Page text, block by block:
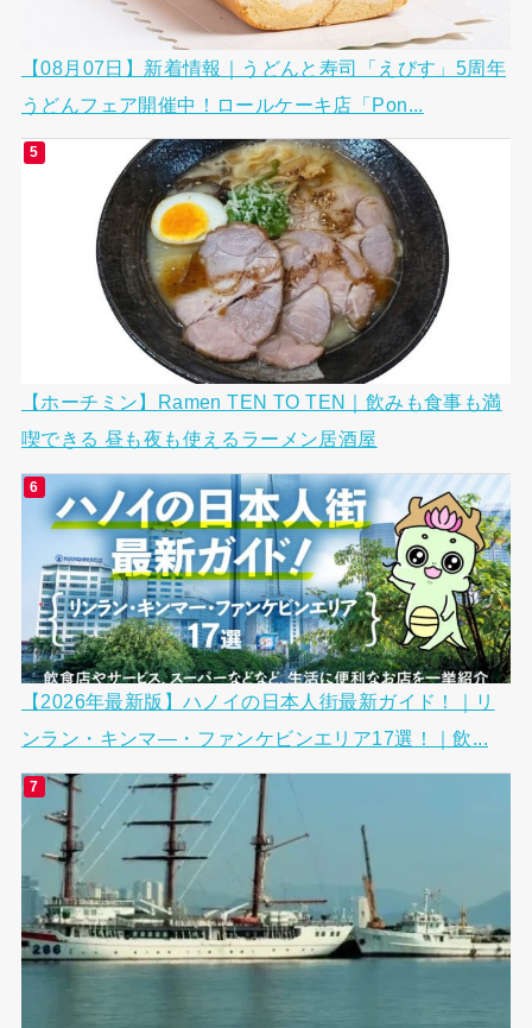
【08月07日】新着情報｜うどんと寿司「えびす」5周年
うどんフェア開催中！ロールケーキ店「Pon...
【ホーチミン】Ramen TEN TO TEN｜飲みも食事も満
喫できる 昼も夜も使えるラーメン居酒屋
【2026年最新版】ハノイの日本人街最新ガイド！｜リ
ンラン・キンマ―・ファンケビンエリア17選！｜飲...